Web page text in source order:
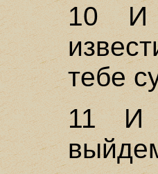
10 И
тебе
11 И